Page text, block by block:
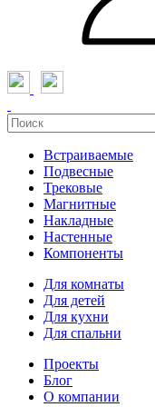
Встраиваемые
Подвесные
Трековые
Магнитные
Накладные
Настенные
Компоненты
Для комнаты
Для детей
Для кухни
Для спальни
Проекты
Блог
О компании